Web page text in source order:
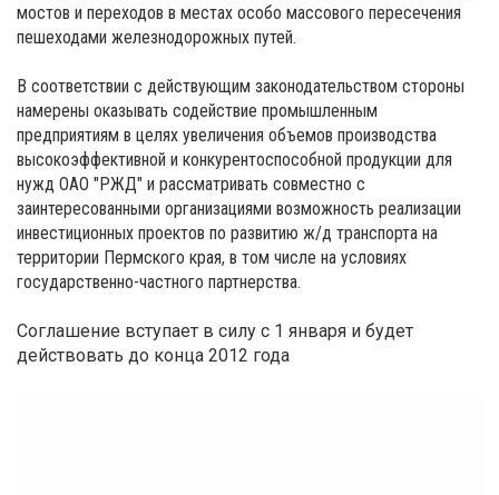
мостов и переходов в местах особо массового пересечения
пешеходами железнодорожных путей.
В соответствии с действующим законодательством стороны
намерены оказывать содействие промышленным
предприятиям в целях увеличения объемов производства
высокоэффективной и конкурентоспособной продукции для
нужд ОАО "РЖД" и рассматривать совместно с
заинтересованными организациями возможность реализации
инвестиционных проектов по развитию ж/д транспорта на
территории Пермского края, в том числе на условиях
государственно-частного партнерства.
Соглашение вступает в силу с 1 января и будет
действовать до конца 2012 года